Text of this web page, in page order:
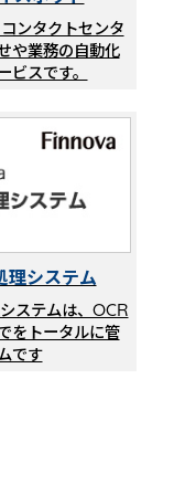
ンタクトセンタ
や業務の自動化
スです。
理システム
ステムは、OCR
をトータルに管
です